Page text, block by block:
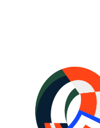
Янтарная
25.12.2025 -
Светлогорск,